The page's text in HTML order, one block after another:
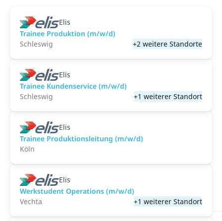
Elis
Trainee Produktion (m/w/d)
Schleswig
+2 weitere Standorte
Elis
Trainee Kundenservice (m/w/d)
Schleswig
+1 weiterer Standort
Elis
Trainee Produktionsleitung (m/w/d)
Köln
Elis
Werkstudent Operations (m/w/d)
Vechta
+1 weiterer Standort